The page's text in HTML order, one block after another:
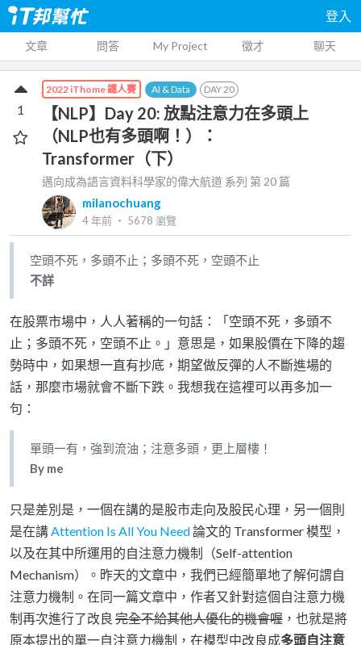
登入
文章 問答 My Project 徵才 聊天
2022 iThome 鐵人賽 AI & Data DAY20
【NLP】Day 20: 放點注意力在多頭上
（NLP也有多頭啊！）：
Transformer（下）
邁向成為語言資料科學家的偉大航道 系列 第20 篇
milanochuang
4 年前 ‧ 5678 瀏覽
1
空頭不死，多頭不止；多頭不死，空頭不止
不詳
在股票市場中，人人著稱的一句話：「空頭不死，多頭不
止；多頭不死，空頭不止。」意思是，如果股價在下降的趨
勢時中，如果想一直有抄底，期望做反彈的人不斷進場的
話，那麼市場就會不斷下跌。我想我在這裡可以再多加一
句：
單頭一有，強到流油；注意多頭，更上層樓！
By me
只是差別是，一個在講的是股市走向及股民心理，另一個則
是在講Attention Is All You Need論文的 Transformer 模型，
以及在其中所運用的自注意力機制（Self-attention
Mechanism）。昨天的文章中，我們已經簡單地了解何謂自
注意力機制。在同一篇文章中，作者又針對這個自注意力機
制再次進行了改良 完全不給其他人優化的機會喔 ，也就是將
原本提出的單一自注意力機制，在模型中改良成多頭自注意